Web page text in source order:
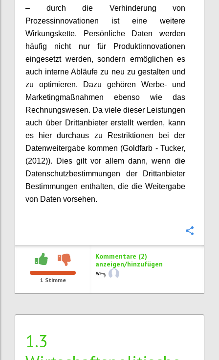
– durch die Verhinderung von
Prozessinnovationen ist eine weitere
Wirkungskette. Persönliche Daten werden
häufig nicht nur für Produktinnovationen
eingesetzt werden, sondern ermöglichen es
auch interne Abläufe zu neu zu gestalten und
zu optimieren. Dazu gehören Werbe- und
Marketingmaßnahmen ebenso wie das
Rechnungswesen. Da viele dieser Leistungen
auch über Drittanbieter erstellt werden, kann
es hier durchaus zu Restriktionen bei der
Datenweitergabe kommen (Goldfarb - Tucker,
(2012)). Dies gilt vor allem dann, wenn die
Datenschutzbestimmungen der Drittanbieter
Bestimmungen enthalten, die die Weitergabe
von Daten vorsehen.
1 Stimme
Kommentare (2)
anzeigen/hinzufügen
1.3